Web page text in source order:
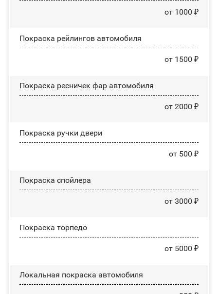
от 1000 ₽
Покраска рейлингов автомобиля
от 1500 ₽
Покраска ресничек фар автомобиля
от 2000 ₽
Покраска ручки двери
от 500 ₽
Покраска спойлера
от 3000 ₽
Покраска торпедо
от 5000 ₽
Локальная покраска автомобиля